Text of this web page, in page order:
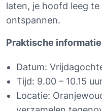
laten, je hoofd leeg
ontspannen.
Praktische
Datum:
Tijd: 9.00 – 10.15
Locatie: